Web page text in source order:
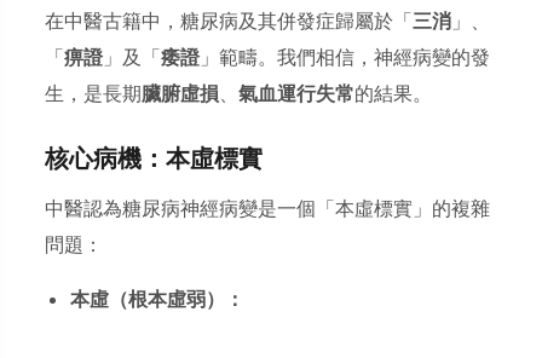
在中醫古籍中，糖尿病及其併發症歸屬於「三消 」、
「痹證」及「痿證」範疇。我們相信，神經病變的發
生，是長期臟腑虛損、氣血運行失常的結果。
核心病機：本虛標實
中醫認為糖尿病神經病變是一個「本虛標實」的複雜
問題：
本虛（根本虛弱）：